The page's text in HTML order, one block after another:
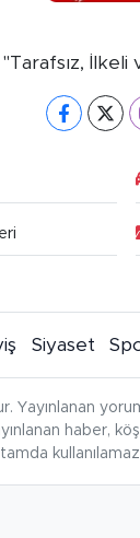
"Tarafsız, İlkeli
Siyaset
Yayınlanan
haber,